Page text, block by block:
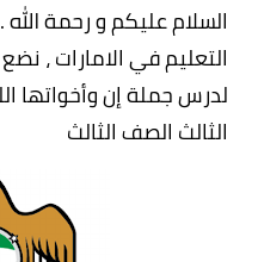
السلام عليكم و رحمة
التعليم في الامارات ،
لدرس جملة إن وأخواتها
الثالث الصف الثالث